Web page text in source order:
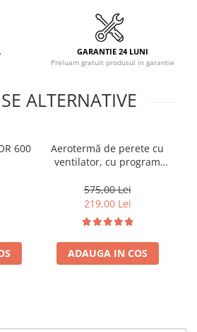
GARANTIE 24 LUNI
Preluam gratuit produsul in garantie
ALTERNATIVE
600
Aerotermă de perete cu
ventilator, cu program
575,00 Lei
219,00 Lei
ADAUGA IN COS